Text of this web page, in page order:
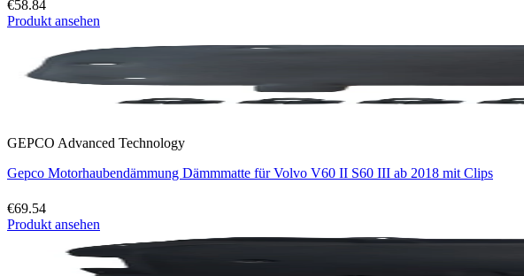
€58.84
Produkt ansehen
GEPCO Advanced Technology
Gepco Motorhaubendämmung Dämmmatte für Volvo V60 II S60 III ab 2018 mit Clips
€69.54
Produkt ansehen